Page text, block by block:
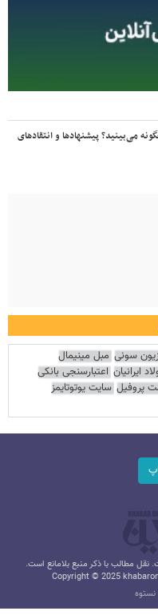
می‌بینید؟ پیشنهادها و انتقادهای
سونی مبل مینیمال
ایرانیان اعتبارسنجی بانکی
پروفیل سایت یوتوتایمز
مطالب با ذکر منبع بلامانع است.
Copyright © 2025